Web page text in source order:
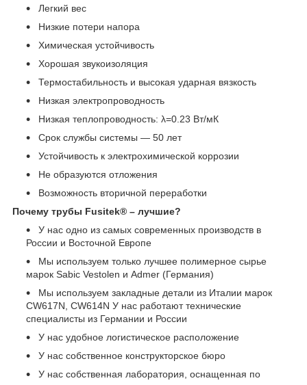
Легкий вес
Низкие потери напора
Химическая устойчивость
Хорошая звукоизоляция
Термостабильность и высокая ударная вязкость
Низкая электропроводность
Низкая теплопроводность: λ=0.23 Вт/мК
Срок службы системы ― 50 лет
Устойчивость к электрохимической коррозии
Не образуются отложения
Возможность вторичной переработки
Почему трубы Fusitek® – лучшие?
У нас одно из самых современных производств в
России и Восточной Европе
Мы используем только лучшее полимерное сырье
марок Sabic Vestolen и Admer (Германия)
Мы используем закладные детали из Италии марок
CW617N, CW614N У нас работают технические
специалисты из Германии и России
У нас удобное логистическое расположение
У нас собственное конструкторское бюро
У нас собственная лаборатория, оснащенная по